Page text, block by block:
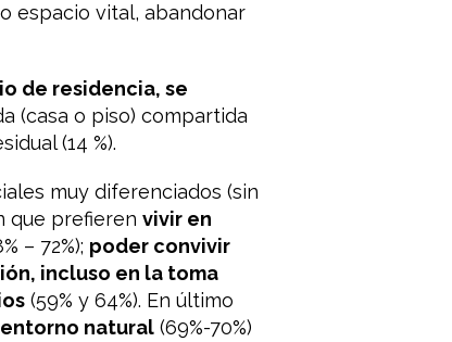
espacio vital, abandonar
de residencia, se
(casa o piso) compartida
(14 %).
muy diferenciados (sin
que prefieren vivir en
– 72%); poder convivir
incluso en la toma
(59% y 64%). En último
natural(69%-70%)